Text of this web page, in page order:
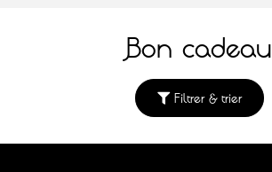
Bon cadeau
Filtrer & trier